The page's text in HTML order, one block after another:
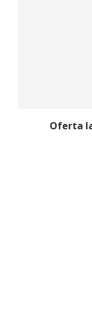
Oferta